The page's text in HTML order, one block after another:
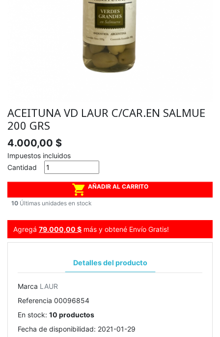
ACEITUNA VD LAUR C/CAR.EN SALMUE
200 GRS
4.000,00 $
Impuestos incluidos
Cantidad
 AÑADIR AL CARRITO
10 Últimas unidades en stock
Agregá 79.000,00 $ más y obtené Envío Gratis!
Detalles del producto
Marca LAUR
Referencia 00096854
En stock: 10 productos
Fecha de disponibilidad: 2021-01-29